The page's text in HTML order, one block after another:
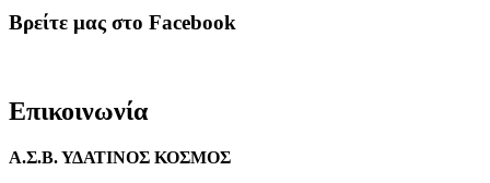
Βρείτε μας στο Facebook
Επικοινωνία
Α.Σ.Β. ΥΔΑΤΙΝΟΣ ΚΟΣΜΟΣ